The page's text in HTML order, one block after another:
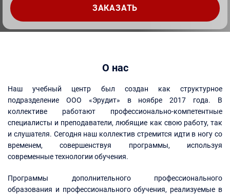
О нас
Наш учебный центр был создан как структурное
подразделение ООО «Эрудит» в ноябре 2017 года. В
коллективе работают профессионально-компетентные
специалисты и преподаватели, любящие как свою работу, так
и слушателя. Сегодня наш коллектив стремится идти в ногу со
временем, совершенствуя программы, используя
современные технологии обучения.
Программы дополнительного профессионального
образования и профессионального обучения, реализуемые в